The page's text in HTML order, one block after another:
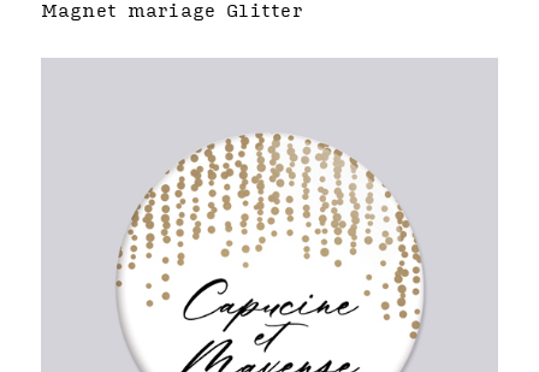
Magnet mariage Glitter